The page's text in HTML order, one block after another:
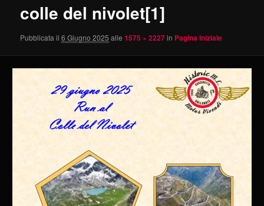
colle del nivolet[1]
Pubblicata il 6 Giugno 2025 alle1575 × 2227in Pagina Iniziale